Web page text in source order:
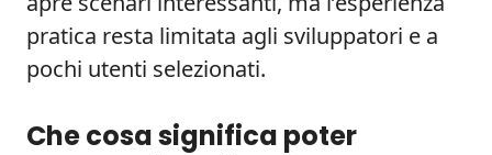
pratica resta limitata agli sviluppatori e a
pochi utenti selezionati.
Che cosa significa poter